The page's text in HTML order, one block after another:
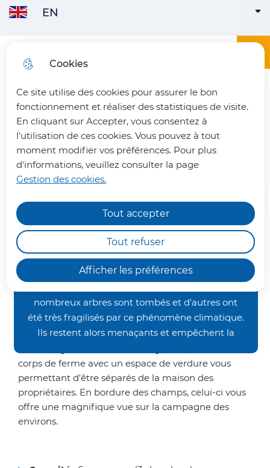
Cookies
Ce site utilise des cookies pour assurer le bon
fonctionnement et réaliser des statistiques de visite.
En cliquant sur Accepter, vous consentez à
l'utilisation de ces cookies. Vous pouvez à tout
moment modifier vos préférences. Pour plus
d'informations, veuillez consulter la page
Gestion des cookies.
Afficher les préférences
Tout accepter
Tout refuser
Skip to
fermer
Chemins de randonnée
impraticables
Nous vous informons qu'en raison des dégâts
occasionnés par les orages de la fin juin, nos
nombreux arbres sont tombés et d'autres ont
été très fragilisés par ce phénomène climatique.
Ils restent alors menaçants et empêchent la
Nous vous demandons donc un peu de patience
avant de retrouver nos sentiers dans un meilleur
état. Merci de votre compréhension.
Office du tourisme du Pays du Vermandois
Main menu
EN
ENGLISH
Le gîte de la Ferme Rouge
Françoise et Guy vous
accueillent dans ce gîte, intégré à
leur ferme, idéal pour passer du
bon temps en famille !
Ancienne étable devenue maison puis logement
corps de ferme avec un espace de verdure vous
permettant d'être séparés de la maison des
propriétaires. En bordure des champs, celui-ci vous
offre une magnifique vue sur la campagne des
environs.